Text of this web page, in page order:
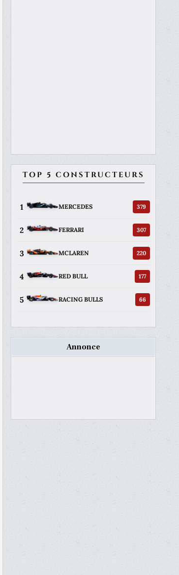
TOP 5 CONSTRUCTEURS
1 MERCEDES 379
2 FERRARI 307
3 MCLAREN 220
4 RED BULL 177
5 RACING BULLS 66
Annonce